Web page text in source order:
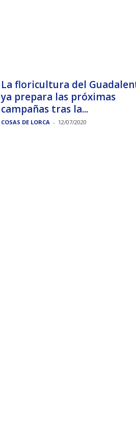
La floricultura del
ya prepara las próximas
campañas tras la...
COSAS DE LORCA - 12/07/2020